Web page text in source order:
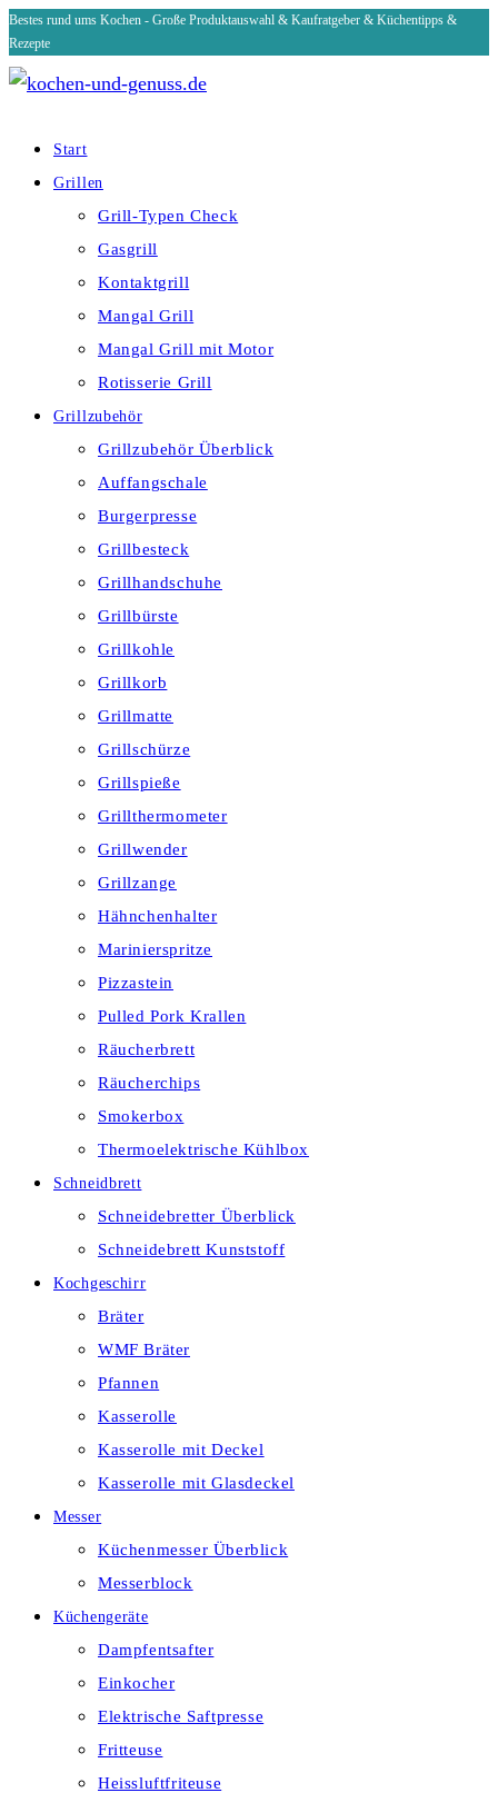
Zum
Inhalt
springen
Bestes rund ums Kochen - Große Produktauswahl & Kaufratgeber & Küchentipps &
Rezepte
Start
Grillen
Grill-Typen Check
Gasgrill
Kontaktgrill
Mangal Grill
Mangal Grill mit Motor
Rotisserie Grill
Grillzubehör
Grillzubehör Überblick
Auffangschale
Burgerpresse
Grillbesteck
Grillhandschuhe
Grillbürste
Grillkohle
Grillkorb
Grillmatte
Grillschürze
Grillspieße
Grillthermometer
Grillwender
Grillzange
Hähnchenhalter
Marinierspritze
Pizzastein
Pulled Pork Krallen
Räucherbrett
Räucherchips
Smokerbox
Thermoelektrische Kühlbox
Schneidbrett
Schneidebretter Überblick
Schneidebrett Kunststoff
Kochgeschirr
Bräter
WMF Bräter
Pfannen
Kasserolle
Kasserolle mit Deckel
Kasserolle mit Glasdeckel
Messer
Küchenmesser Überblick
Messerblock
Küchengeräte
Dampfentsafter
Einkocher
Elektrische Saftpresse
Fritteuse
Heissluftfriteuse